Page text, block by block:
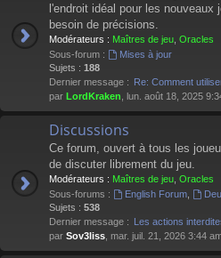
l'endroit idéal pour les
besoin de précisions.
Modérateurs : Maîtres de jeu Oracles
Sous-forum :
Mises à jour
Sujets : 188
Dernier message : Re: Comment
par LordKraken , lun. août 18, 2025
Discussions
Ce forum, ouvert à tous les
de discuter librement du jeu.
Modérateurs : Maîtres de jeu Oracles
Sous-forums :
English Forum,
Sujets : 538
Dernier message : Les actions
par Sov3liss , mar. juil. 21, 2026 3:44